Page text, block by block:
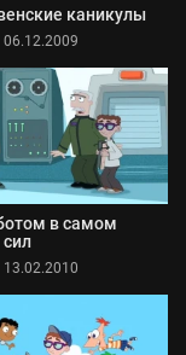
каникулы
06.12.2009
в самом
сил
13.02.2010